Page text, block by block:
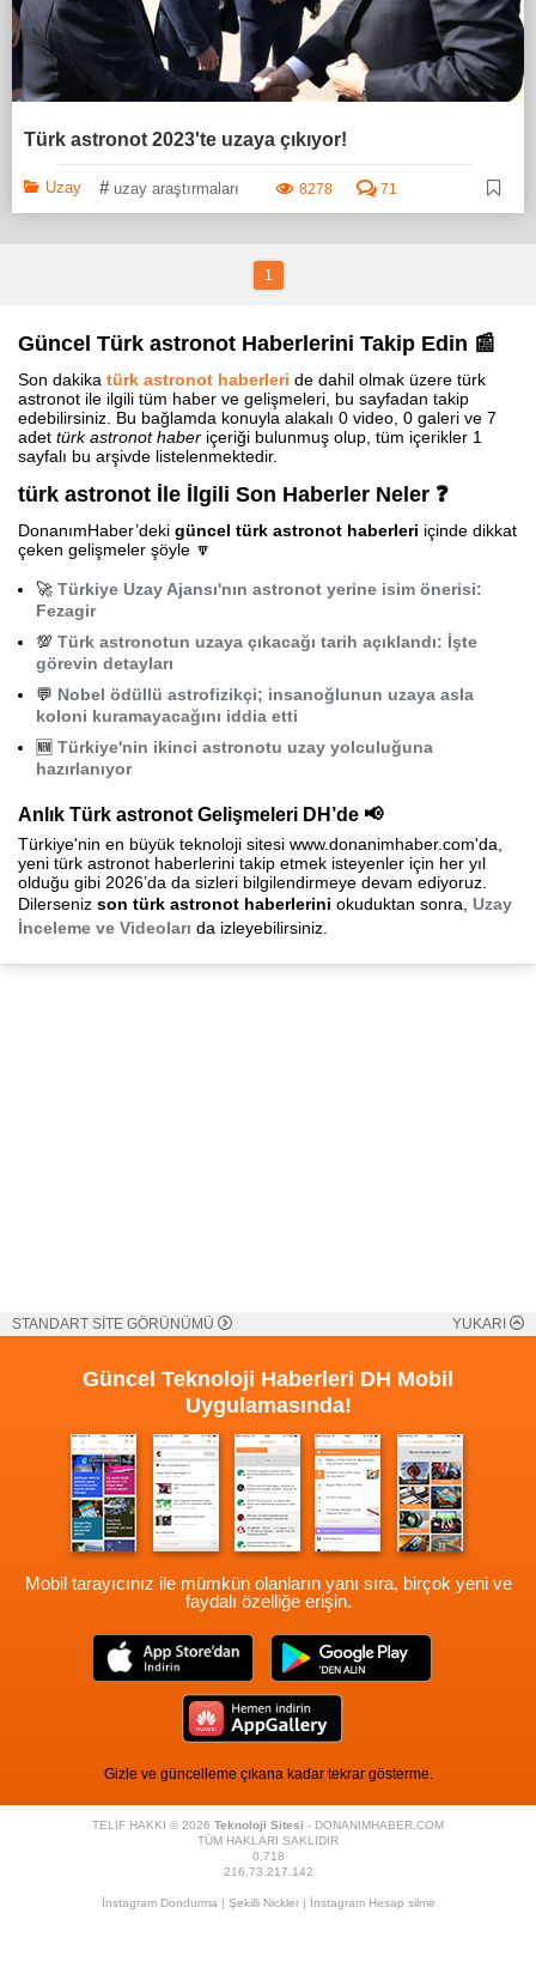
Türk astronot 2023'te uzaya çıkıyor!
Uzay # uzay araştırmaları 8278 71
1
Güncel Türk astronot Haberlerini Takip Edin 📰
Son dakika türk astronot haberleri de dahil olmak üzere türk
astronot ile ilgili tüm haber ve gelişmeleri, bu sayfadan takip
edebilirsiniz. Bu bağlamda konuyla alakalı 0 video, 0 galeri ve 7
adet türk astronot haber içeriği bulunmuş olup, tüm içerikler 1
sayfalı bu arşivde listelenmektedir.
türk astronot İle İlgili Son Haberler Neler ❓
DonanımHaber’deki güncel türk astronot haberleri içinde dikkat
çeken gelişmeler şöyle 🔽
🚀 Türkiye Uzay Ajansı'nın astronot yerine isim önerisi:
Fezagir
💯 Türk astronotun uzaya çıkacağı tarih açıklandı: İşte
görevin detayları
💬 Nobel ödüllü astrofizikçi; insanoğlunun uzaya asla
koloni kuramayacağını iddia etti
🆕 Türkiye'nin ikinci astronotu uzay yolculuğuna
hazırlanıyor
Anlık Türk astronot Gelişmeleri DH’de 📢
Türkiye'nin en büyük teknoloji sitesi www.donanimhaber.com'da,
yeni türk astronot haberlerini takip etmek isteyenler için her yıl
olduğu gibi 2026’da da sizleri bilgilendirmeye devam ediyoruz.
Dilerseniz son türk astronot haberlerini okuduktan sonra, Uzay
İnceleme ve Videoları da izleyebilirsiniz.
STANDART SİTE GÖRÜNÜMÜ YUKARI
Güncel Teknoloji Haberleri DH Mobil
Uygulamasında!
Mobil tarayıcınız ile mümkün olanların yanı sıra, birçok yeni ve
faydalı özelliğe erişin.
Gizle ve güncelleme çıkana kadar tekrar gösterme.
TELİF HAKKI © 2026 Teknoloji Sitesi - DONANIMHABER.COM
TÜM HAKLARI SAKLIDIR
0,718
216.73.217.142
İnstagram Dondurma | Şekilli Nickler| İnstagram Hesap silme